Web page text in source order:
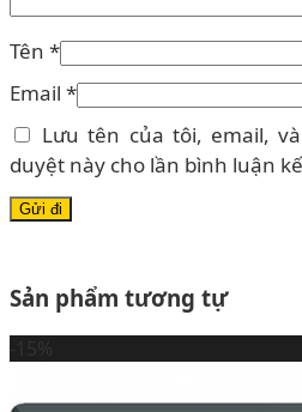
Tên *
Email *
Lưu tên của tôi, email,
duyệt này cho lần bình luận
Sản phẩm tương tự